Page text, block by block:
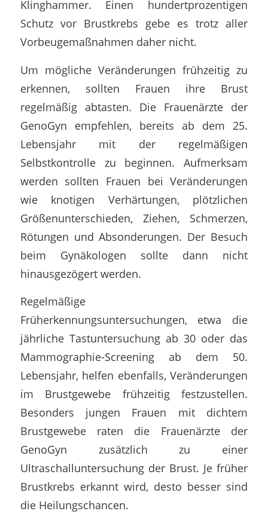
Klinghammer. Einen hundertprozentigen
Schutz vor Brustkrebs gebe es trotz aller
Vorbeugemaßnahmen daher nicht.
Um mögliche Veränderungen frühzeitig zu
erkennen, sollten Frauen ihre Brust
regelmäßig abtasten. Die Frauenärzte der
GenoGyn empfehlen, bereits ab dem 25.
Lebensjahr mit der regelmäßigen
Selbstkontrolle zu beginnen. Aufmerksam
werden sollten Frauen bei Veränderungen
wie knotigen Verhärtungen, plötzlichen
Größenunterschieden, Ziehen, Schmerzen,
Rötungen und Absonderungen. Der Besuch
beim Gynäkologen sollte dann nicht
hinausgezögert werden.
Regelmäßige
Früherkennungsuntersuchungen, etwa die
jährliche Tastuntersuchung ab 30 oder das
Mammographie-Screening ab dem 50.
Lebensjahr, helfen ebenfalls, Veränderungen
im Brustgewebe frühzeitig festzustellen.
Besonders jungen Frauen mit dichtem
Brustgewebe raten die Frauenärzte der
GenoGyn zusätzlich zu einer
Ultraschalluntersuchung der Brust. Je früher
Brustkrebs erkannt wird, desto besser sind
die Heilungschancen.